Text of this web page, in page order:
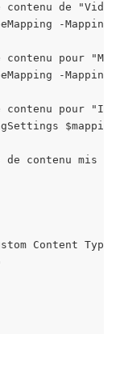
contenu de
-
contenu pour
-
contenu pour
de contenu mis à
Content Type ->
-